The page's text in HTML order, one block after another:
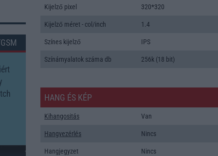
Kijelző pixel 320*320
Kijelző méret - col/inch 1.4
Színes kijelző IPS
Színárnyalatok száma db 256k (18 bit)
HANG ÉS KÉP
Kihangositás Van
Hangvezérlés Nincs
Hangjegyzet Nincs